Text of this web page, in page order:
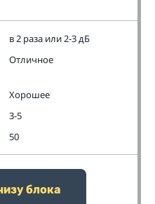
в 2 раза или 2-3 дБ
Отличное
Хорошее
3-5
50
блока